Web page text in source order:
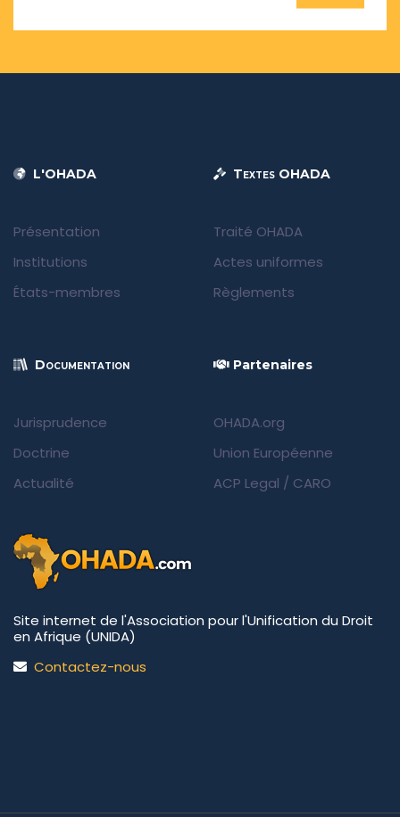
L'OHADA
Présentation
Institutions
États-membres
Textes OHADA
Traité OHADA
Actes uniformes
Règlements
Documentation
Jurisprudence
Doctrine
Actualité
Partenaires
OHADA.org
Union Européenne
ACP Legal / CARO
Site internet de l'Association pour l'Unification du Droit
en Afrique (UNIDA)
Contactez-nous